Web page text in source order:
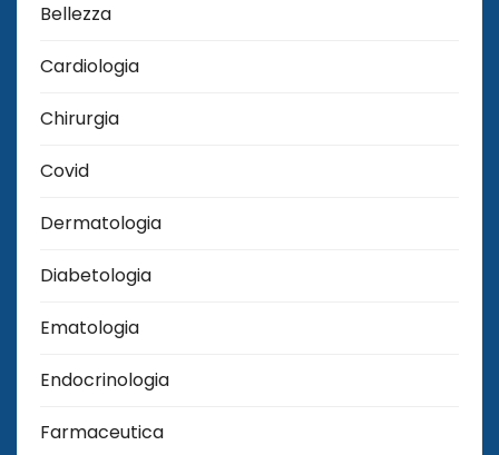
Bellezza
Cardiologia
Chirurgia
Covid
Dermatologia
Diabetologia
Ematologia
Endocrinologia
Farmaceutica